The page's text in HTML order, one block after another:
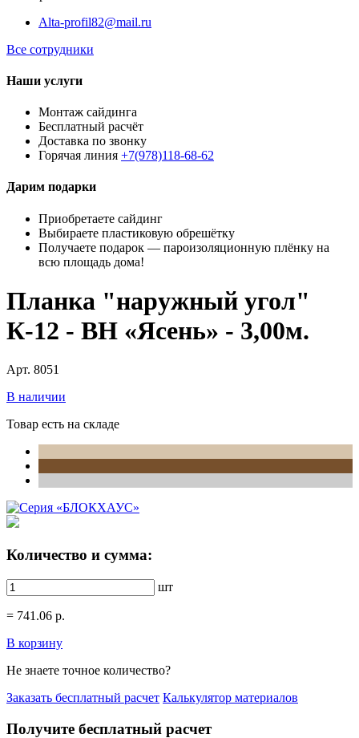
Alta-profil82@mail.ru
Все сотрудники
Наши услуги
Монтаж сайдинга
Бесплатный расчёт
Доставка по звонку
Горячая линия +7(978)118-68-62
Дарим подарки
Приобретаете сайдинг
Выбираете пластиковую обрешётку
Получаете подарок — пароизоляционную плёнку на
всю площадь дома!
Планка "наружный угол"
К-12 - ВН «Ясень» - 3,00м.
Арт. 8051
В наличии
Товар есть на складе
Количество и сумма:
шт
= 741.06 р.
В корзину
Не знаете точное количество?
Заказать бесплатный расчет Калькулятор материалов
Получите бесплатный расчет